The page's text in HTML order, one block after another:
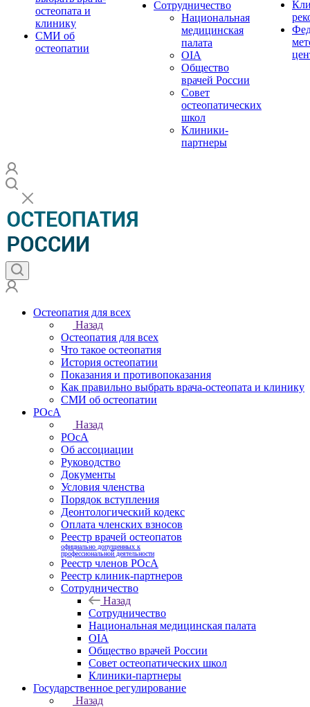
остеопата и
клинику
СМИ об
остеопатии
Сотрудничество
Национальная
медицинская
палата
OIA
Общество
врачей России
Совет
остеопатических
школ
Клиники-
партнеры
Остеопатия для всех
Назад
Остеопатия для всех
Что такое остеопатия
История остеопатии
Показания и противопоказания
Как правильно выбрать врача-остеопата и клинику
СМИ об остеопатии
РОсА
Назад
РОсА
Об ассоциации
Руководство
Документы
Условия членства
Порядок вступления
Деонтологический кодекс
Оплата членских взносов
Реестр врачей остеопатов
официально допущенных к
профессиональной деятельности
Реестр членов РОсА
Реестр клиник-партнеров
Сотрудничество
Назад
Сотрудничество
Национальная медицинская палата
OIA
Общество врачей России
Совет остеопатических школ
Клиники-партнеры
Государственное регулирование
Назад